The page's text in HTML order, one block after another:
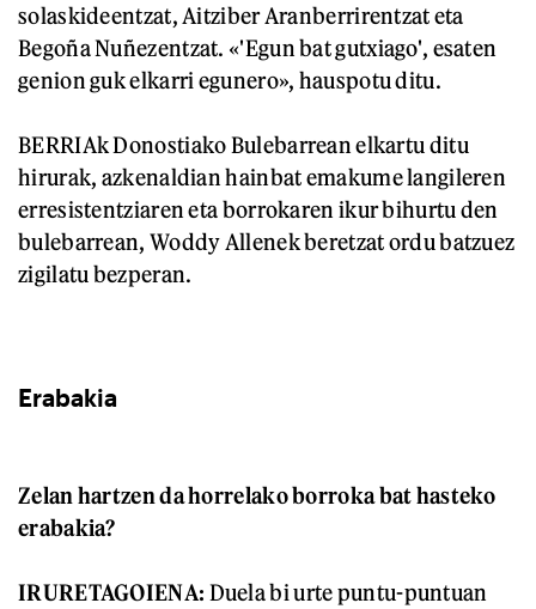
solaskideentzat, Aitziber Aranberrirentzat eta
Begoña Nuñezentzat. «'Egun bat gutxiago', esaten
genion guk elkarri egunero», hauspotu ditu.
BERRIAk Donostiako Bulebarrean elkartu ditu
hirurak, azkenaldian hainbat emakume langileren
erresistentziaren eta borrokaren ikur bihurtu den
bulebarrean, Woddy Allenek beretzat ordu batzuez
zigilatu bezperan.
Erabakia
Zelan hartzen da horrelako borroka bat hasteko
erabakia?
IRURETAGOIENA: Duela bi urte puntu-puntuan